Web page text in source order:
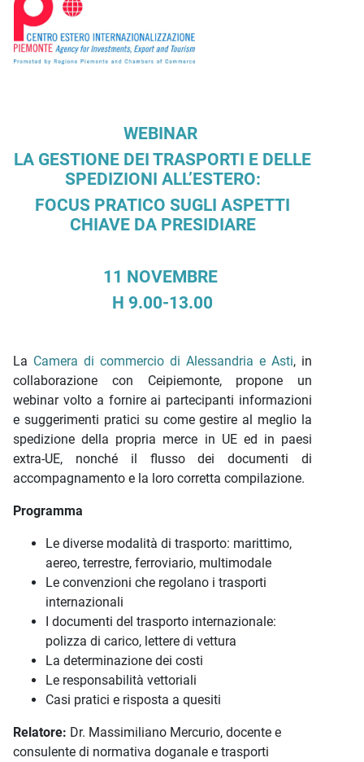
WEBINAR
LA GESTIONE DEI TRASPORTI E DELLE
SPEDIZIONI ALL’ESTERO:
FOCUS PRATICO SUGLI ASPETTI
CHIAVE DA PRESIDIARE
11 NOVEMBRE
H 9.00-13.00
La Camera di commercio di Alessandria e Asti, in
collaborazione con Ceipiemonte, propone un
webinar volto a fornire ai partecipanti informazioni
e suggerimenti pratici su come gestire al meglio la
spedizione della propria merce in UE ed in paesi
extra-UE, nonché il flusso dei documenti di
accompagnamento e la loro corretta compilazione.
Programma
Le diverse modalità di trasporto: marittimo,
aereo, terrestre, ferroviario, multimodale
Le convenzioni che regolano i trasporti
internazionali
I documenti del trasporto internazionale:
polizza di carico, lettere di vettura
La determinazione dei costi
Le responsabilità vettoriali
Casi pratici e risposta a quesiti
Relatore: Dr. Massimiliano Mercurio, docente e
consulente di normativa doganale e trasporti